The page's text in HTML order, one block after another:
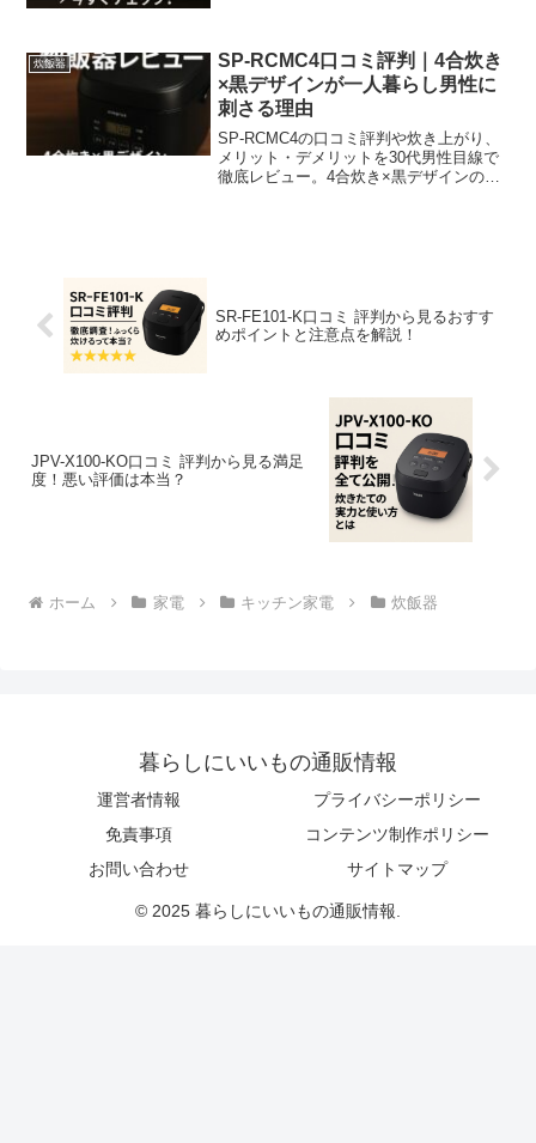
炊飯器
SP-RCMC4口コミ評判｜4合炊き
×黒デザインが一人暮らし男性に
刺さる理由
SP-RCMC4の口コミ評判や炊き上がり、
メリット・デメリットを30代男性目線で
徹底レビュー。4合炊き×黒デザインの多
SR-FE101-K口コミ 評判から見るおすす
めポイントと注意点を解説！
JPV-X100-KO口コミ 評判から見る満足
度！悪い評価は本当？
ホーム 家電 キッチン家電 炊飯器
暮らしにいいもの通販情報
運営者情報
プライバシーポリシー
免責事項
コンテンツ制作ポリシー
お問い合わせ
サイトマップ
© 2025 暮らしにいいもの通販情報.